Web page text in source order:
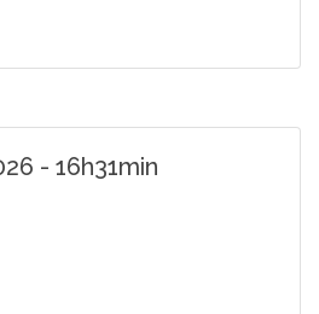
- 16h31min